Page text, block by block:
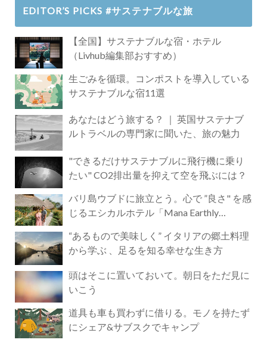
EDITOR’S PICKS #サステナブルな旅
【全国】サステナブルな宿・ホテル
（Livhub編集部おすすめ）
生ごみを循環。コンポストを導入している
サステナブルな宿11選
あなたはどう旅する？ ｜ 英国サステナブ
ルトラベルの専門家に聞いた、旅の魅力
"できるだけサステナブルに飛行機に乗り
たい" CO2排出量を抑えて空を飛ぶには？
バリ島ウブドに旅立とう。心で ”良さ" を感
じるエシカルホテル「Mana Earthly
“あるもので美味しく” イタリアの郷土料理
から学ぶ 、足るを知る幸せな生き方
頭はそこに置いておいて。朝日をただ見に
いこう
道具も車も買わずに借りる。モノを持たず
にシェア&サブスクでキャンプ